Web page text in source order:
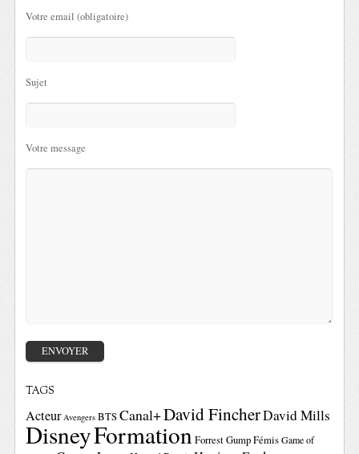
Votre email (obligatoire)
Sujet
Votre message
TAGS
Acteur Avengers BTSCanal+David FincherDavid Mills
DisneyFormationForrest GumpFémis Game of